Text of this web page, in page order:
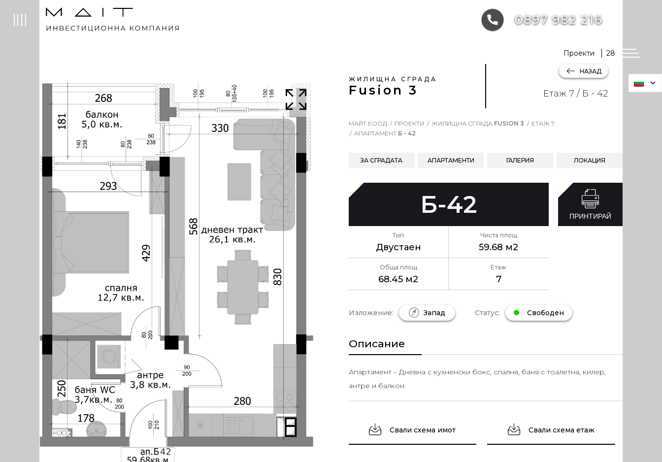
ЖИЛИЩНА СГРАДА
Fusion 3
НАЗАД
Етаж 7 / Б - 42
МАЙТ ЕООД ПРОЕКТИ ЖИЛИЩНА СГРАДА FUSION 3
ЕТАЖ 7
АПАРТАМЕНТ Б - 42
ЗА СГРАДАТА АПАРТАМЕНТИ ГАЛЕРИЯ ЛОКАЦИЯ
Б-42
Тип
Двустаен
Чиста площ
59.68 м2
Обща площ
68.45 м2
Етаж
7
ПРИНТИРАЙ
Изложение: Запад Статус: Свободен
Описание
Апартамент – Дневна с кухненски бокс, спалня, баня с тоалетна, килер,
антре и балкон.
Свали схема имот Свали схема етаж
Проекти 28
0897 982 216